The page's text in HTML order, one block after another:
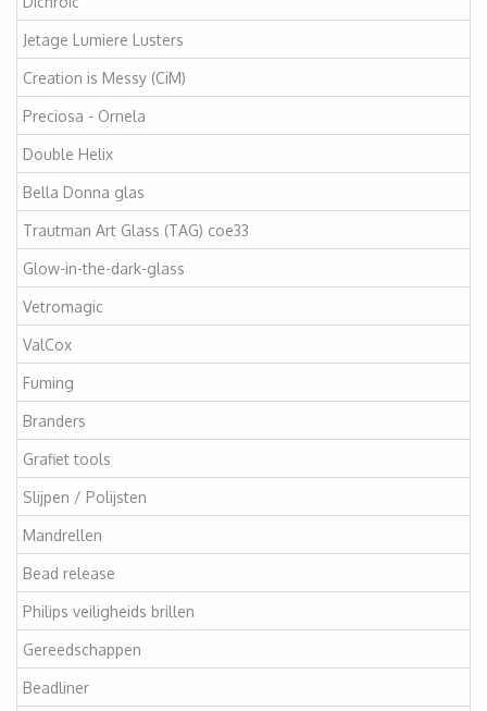
Jetage Lumiere Lusters
Creation is Messy (CiM)
Preciosa - Ornela
Double Helix
Bella Donna glas
Trautman Art Glass (TAG) coe33
Glow-in-the-dark-glass
Vetromagic
ValCox
Fuming
Branders
Grafiet tools
Slijpen / Polijsten
Mandrellen
Bead release
Philips veiligheids brillen
Gereedschappen
Beadliner